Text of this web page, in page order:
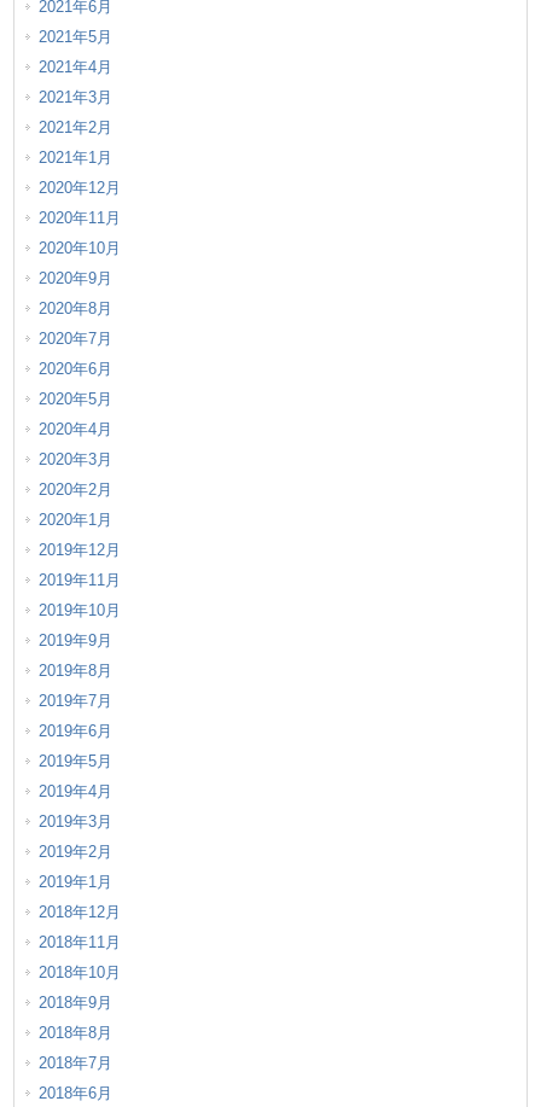
2021年6月
2021年5月
2021年4月
2021年3月
2021年2月
2021年1月
2020年12月
2020年11月
2020年10月
2020年9月
2020年8月
2020年7月
2020年6月
2020年5月
2020年4月
2020年3月
2020年2月
2020年1月
2019年12月
2019年11月
2019年10月
2019年9月
2019年8月
2019年7月
2019年6月
2019年5月
2019年4月
2019年3月
2019年2月
2019年1月
2018年12月
2018年11月
2018年10月
2018年9月
2018年8月
2018年7月
2018年6月